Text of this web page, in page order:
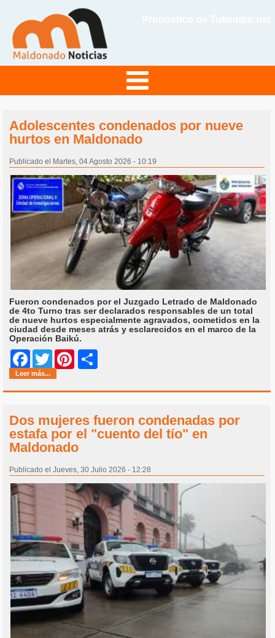
Adolescentes condenados por nueve
hurtos en Maldonado
Publicado el Martes, 04 Agosto 2026 - 10:19
Fueron condenados por el Juzgado Letrado de Maldonado
de 4to Turno tras ser declarados responsables de un total
de nueve hurtos especialmente agravados, cometidos en la
ciudad desde meses atrás y esclarecidos en el marco de la
Operación Baikú.
Facebook
Twitter Pinterest
Leer más...
Dos mujeres fueron condenadas por
estafa por el "cuento del tío" en
Maldonado
Publicado el Jueves, 30 Julio 2026 - 12:28